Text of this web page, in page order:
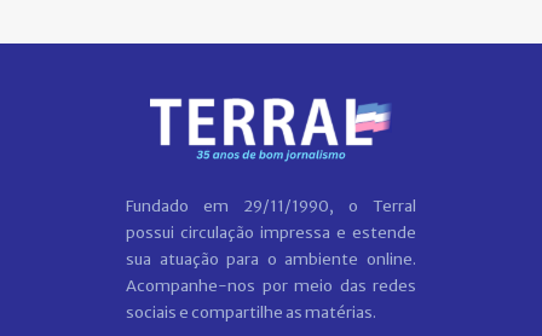
Fundado em 29/11/1990, o Terral
possui circulação impressa e estende
sua atuação para o ambiente online.
Acompanhe-nos por meio das redes
sociais e compartilhe as matérias.